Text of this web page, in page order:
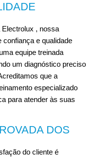
Electrolux , nossa
confiança e qualidade
equipe treinada
um diagnóstico preciso
que a
especializado
para atender às suas
DOS
do cliente é